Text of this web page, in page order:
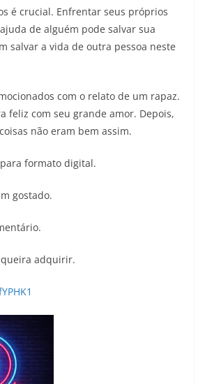
é crucial. Enfrentar seus próprios
de alguém pode salvar sua
salvar a vida de outra pessoa neste
com o relato de um rapaz.
feliz com seu grande amor. Depois,
não eram bem assim.
formato digital.
gostado.
adquirir.